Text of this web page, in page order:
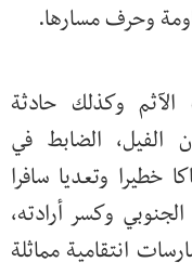
وحرف مسارها.
وكذلك حادثة
الفيل، الضابط في
خطيرا وتعديا سافرا
وكسر أرادته،
انتقامية مماثلة